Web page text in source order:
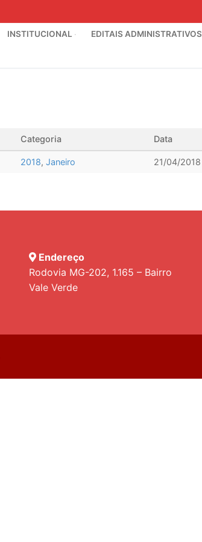
INSTITUCIONAL EDITAIS ADMINISTRATIVOS
Categoria Data
2018, Janeiro 21/04/2018
Endereço
Rodovia MG-202, 1.165 – Bairro
Vale Verde